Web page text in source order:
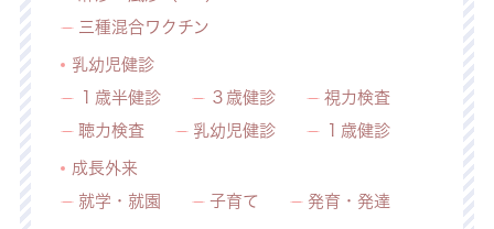
三種混合ワクチン
乳幼児健診
１歳半健診
３歳健診
視力検査
聴力検査
乳幼児健診 １歳健診
成長外来
就学・就園
子育て 発育・発達